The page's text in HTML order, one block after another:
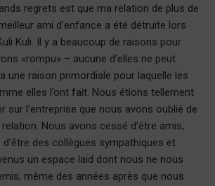
regrets est que ma relation de plus de
ami d’enfance a été détruite lors
Kuli. Il y a beaucoup de raisons pour
«rompu» – aucune d’elles ne peut
une raison primordiale pour laquelle les
elles l’ont fait. Nous étions tellement
sur l’entreprise que nous avons oublié de
Nous avons cessé d’être amis,
des collègues sympathiques et
un espace laid dont nous ne nous
même des années après que nous